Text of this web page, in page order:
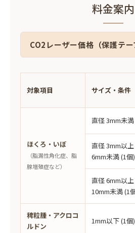
料金案内
CO2レーザー価格（保護テー
対象項目 サイズ・条件
ほくろ・いぼ
（脂漏性角化症、脂
腺増殖症など）
直径 3mm未満
直径 3mm以
6mm未満 (1個)
直径 6mm以
10mm未満 (1
稗粒腫・アクロコ
ルドン
1mm以下 (1個)